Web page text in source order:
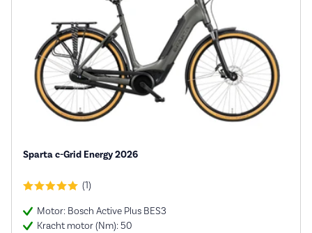
Sparta c-Grid Energy 2026
(1)
Motor: Bosch Active Plus BES3
Kracht motor (Nm): 50